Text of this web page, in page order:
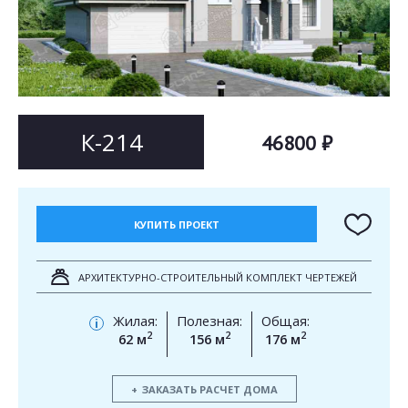
К-214 46800 ₽
КУПИТЬ ПРОЕКТ
АРХИТЕКТУРНО-СТРОИТЕЛЬНЫЙ КОМПЛЕКТ ЧЕРТЕЖЕЙ
i
Жилая:
62 м2
Полезная:
156 м2
Общая:
176 м2
ЗАКАЗАТЬ РАСЧЕТ ДОМА
Согласен на обработку персональных данных
ОТПРАВИТЬ
Согласен на обработку персональных данных
This site is protected by reCAPTCHA and the GooglePrivacy Policy andTerms of Service
apply.